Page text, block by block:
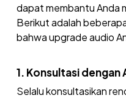
dapat membantu Anda
Berikut adalah
bahwa upgrade audio
1. Konsultasi dengan
Selalu konsultasikan